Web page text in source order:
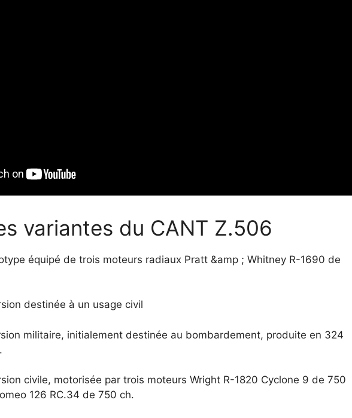
variantes du CANT Z.506
équipé de trois moteurs radiaux Pratt &amp ; Whitney R-1690 de
destinée à un usage civil
militaire, initialement destinée au bombardement, produite en 324
civile, motorisée par trois moteurs Wright R-1820 Cyclone 9 de 750
126 RC.34 de 750 ch.